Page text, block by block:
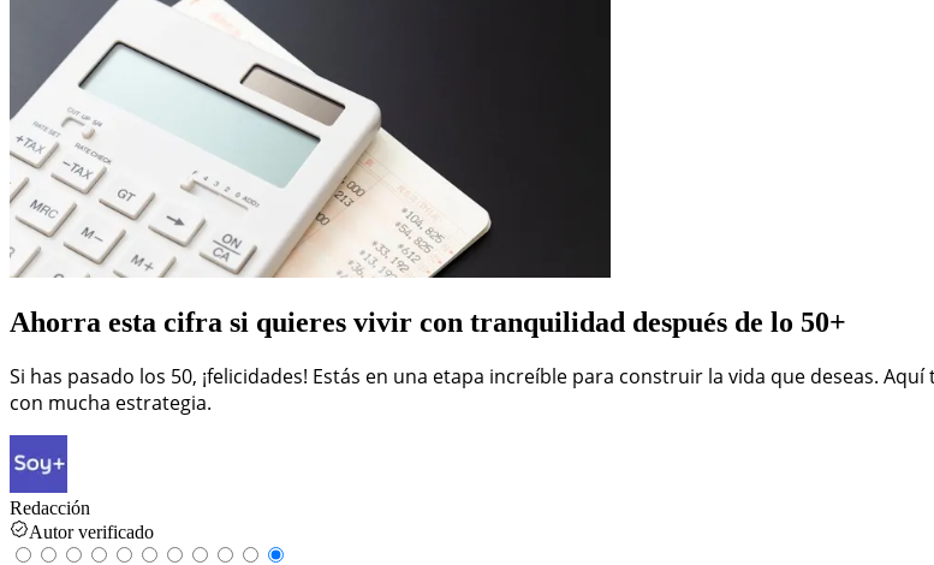
Ahorra esta cifra si quieres vivir con tranquilidad después de lo 50+
Si has pasado los 50, ¡felicidades! Estás en una etapa increíble para construir la vida que deseas.
con mucha estrategia.
Redacción
Autor verificado